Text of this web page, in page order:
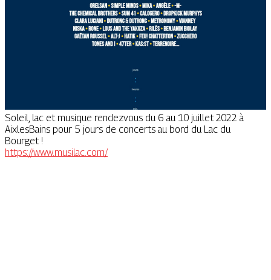
Soleil, lac et musique rendezvous du 6 au 10 juillet 2022 à
AixlesBains pour 5 jours de concerts au bord du Lac du
Bourget !
https://www.musilac.com/